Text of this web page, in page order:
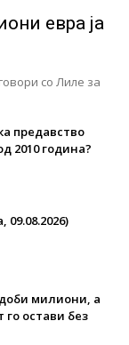
евра ја
со Лиле за
предавство
2010 година?
милиони, а
остави без